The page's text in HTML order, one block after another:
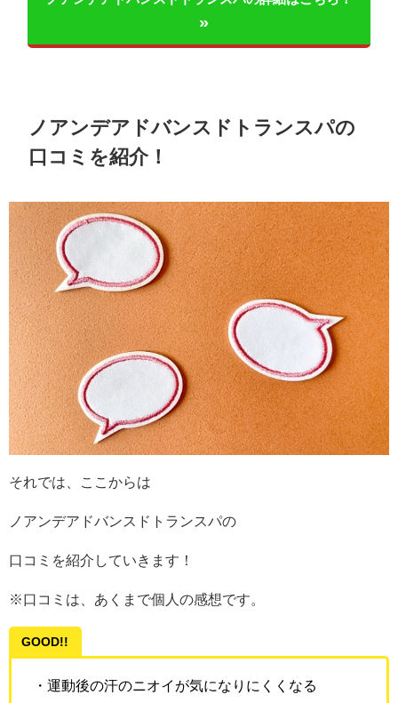
ノアンデアドバンスドトランスパの
口コミを紹介！
それでは、ここからは
ノアンデアドバンスドトランスパの
口コミを紹介していきます！
※口コミは、あくまで個人の感想です。
GOOD!!
・運動後の汗のニオイが気になりにくくなる